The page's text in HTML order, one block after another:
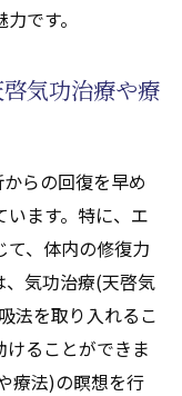
選択肢
するクンダリ
骨折・打撲の
)を用いた治療
治療(天啓気功
です。
気功治療や療
らの回復を早め
ます。特に、エ
、体内の修復力
、気功治療(天啓気
法を取り入れるこ
ることができま
療法)の瞑想を行